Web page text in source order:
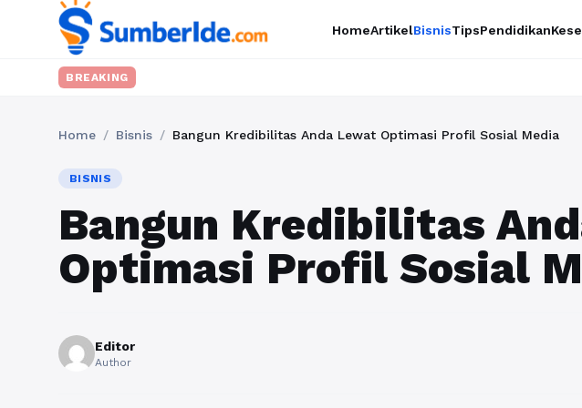
HomeArtikelBisnisTipsPendidikan
BREAKING Ingin
Home / Bisnis / Bangun Kredibilitas Anda Lewat Optimasi Profil Sosial Media
BISNIS
Bangun Kredibilitas
Optimasi Profil Sosial
Editor
Author